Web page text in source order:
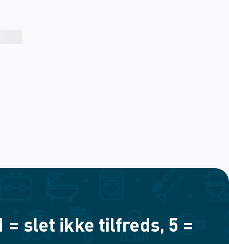
= slet ikke tilfreds, 5 =